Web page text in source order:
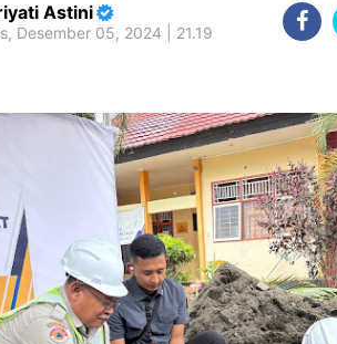
Astini
Desember 05, 2024 | 21.19